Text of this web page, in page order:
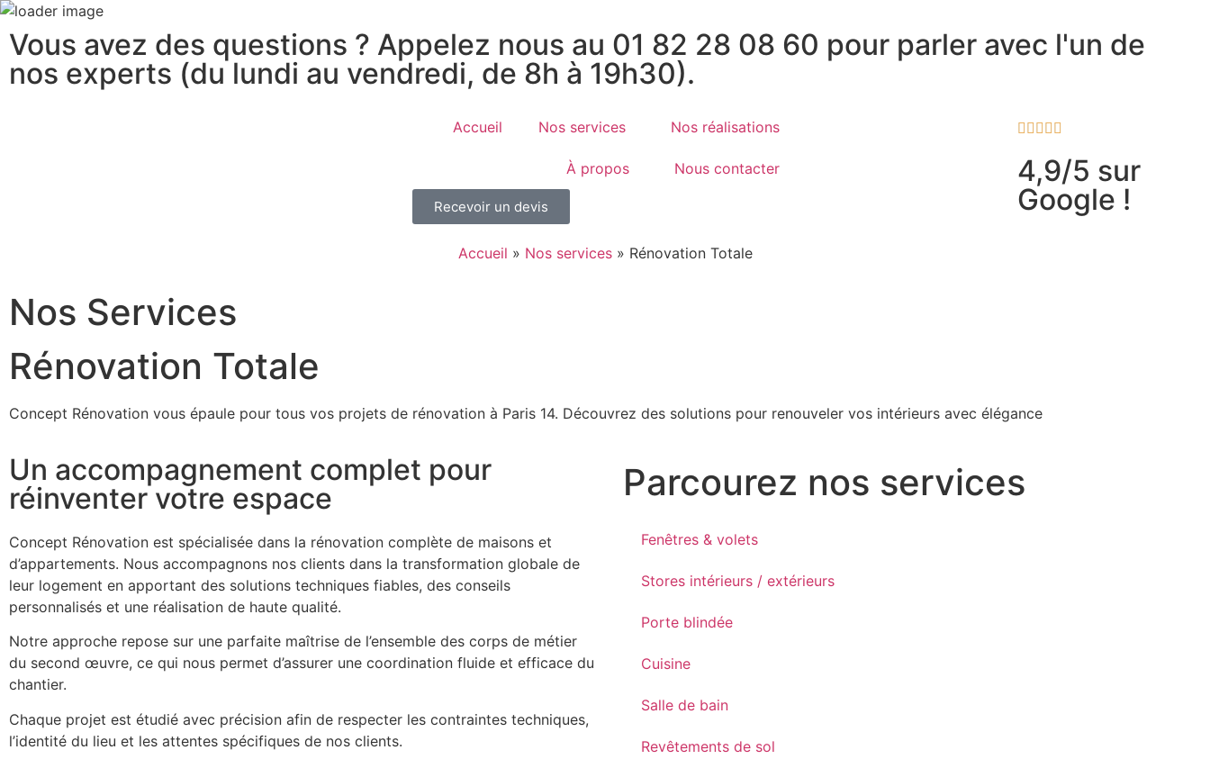
Vous avez des questions ? Appelez nous au 01 82 28 08 60 pour parler avec l'un de
nos experts (du lundi au vendredi, de 8h à 19h30).
Accueil Nos services Nos réalisations
À propos Nous contacter
Recevoir un devis
4,9/5 sur
Google !
Accueil » Nos services» Rénovation Totale
Nos Services
Rénovation Totale
Concept Rénovation vous épaule pour tous vos projets de rénovation à Paris 14. Découvrez des solutions pour renouveler vos intérieurs avec élégance
Un accompagnement complet pour
réinventer votre espace
Concept Rénovation est spécialisée dans la rénovation complète de maisons et
d’appartements. Nous accompagnons nos clients dans la transformation globale de
leur logement en apportant des solutions techniques fiables, des conseils
personnalisés et une réalisation de haute qualité.
Notre approche repose sur une parfaite maîtrise de l’ensemble des corps de métier
du second œuvre, ce qui nous permet d’assurer une coordination fluide et efficace du
chantier.
Chaque projet est étudié avec précision afin de respecter les contraintes techniques,
l’identité du lieu et les attentes spécifiques de nos clients.
Parcourez nos services
Fenêtres & volets
Stores intérieurs / extérieurs
Porte blindée
Cuisine
Salle de bain
Revêtements de sol